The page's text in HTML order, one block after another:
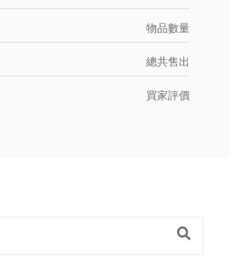
物品數量
總共售出
買家評價